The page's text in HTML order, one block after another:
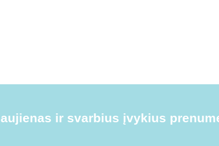
ir svarbius įvykius